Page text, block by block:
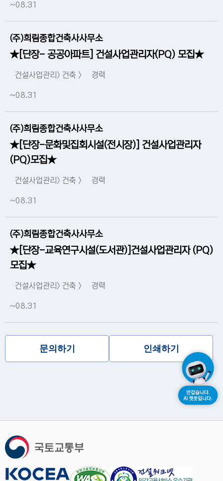
~08.31
(주)희림종합건축사사무소
★[단장- 공공아파트] 건설사업관리자(PQ) 모집★
건설사업관리> 건축 > 경력
~08.31
(주)희림종합건축사사무소
★[단장-문화및집회시설(전시장)] 건설사업관리자
(PQ)모집★
건설사업관리> 건축 > 경력
~08.31
(주)희림종합건축사사무소
★[단장-교육연구시설(도서관)]건설사업관리자 (PQ)
모집★
건설사업관리> 건축 > 경력
~08.31
문의하기 인쇄하기